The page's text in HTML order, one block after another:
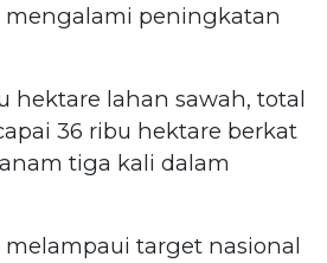
mengalami peningkatan
hektare lahan sawah, total
36 ribu hektare berkat
tiga kali dalam
target nasional